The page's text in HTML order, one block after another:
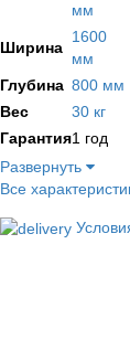
мм
Ширина
1600
мм
Глубина 800 мм
Вес
30 кг
Гарантия1 год
Развернуть
Все